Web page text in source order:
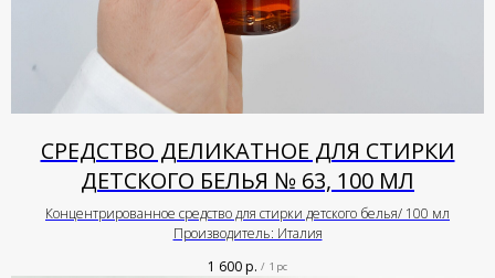
СРЕДСТВО ДЕЛИКАТНОЕ ДЛЯ СТИРКИ
ДЕТСКОГО БЕЛЬЯ № 63, 100 МЛ
Концентрированное средство для стирки детского белья/ 100 мл
Производитель: Италия
1 600р. / 1 pc